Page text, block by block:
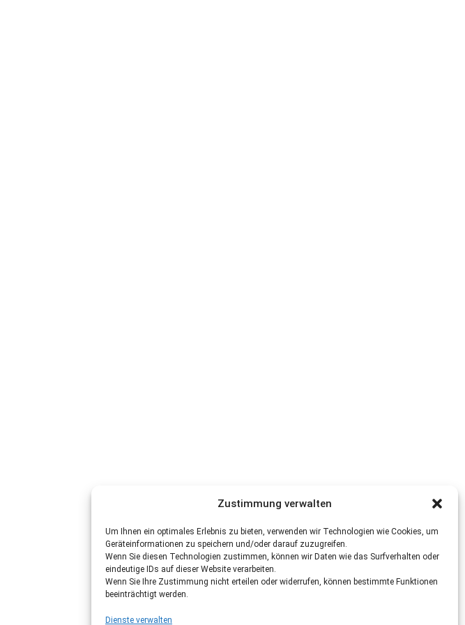
Zustimmung verwalten
Um Ihnen ein optimales Erlebnis zu bieten, verwenden wir Technologien wie Cookies, um
Geräteinformationen zu speichern und/oder darauf zuzugreifen.
Wenn Sie diesen Technologien zustimmen, können wir Daten wie das Surfverhalten oder
eindeutige IDs auf dieser Website verarbeiten.
Wenn Sie Ihre Zustimmung nicht erteilen oder widerrufen, können bestimmte Funktionen
beeinträchtigt werden.
Dienste verwalten